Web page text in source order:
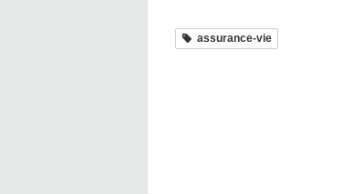
assurance-vie